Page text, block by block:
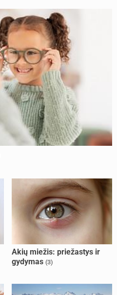
Akių miežis: priežastys ir
gydymas (3)